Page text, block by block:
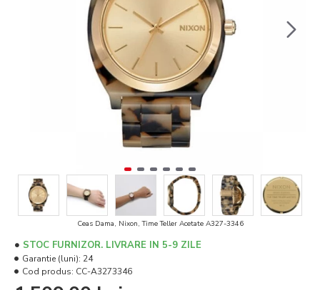
Ceas Dama, Nixon, Time Teller Acetate A327-3346
STOC FURNIZOR. LIVRARE IN 5-9 ZILE
Garantie (luni): 24
Cod produs: CC-A3273346